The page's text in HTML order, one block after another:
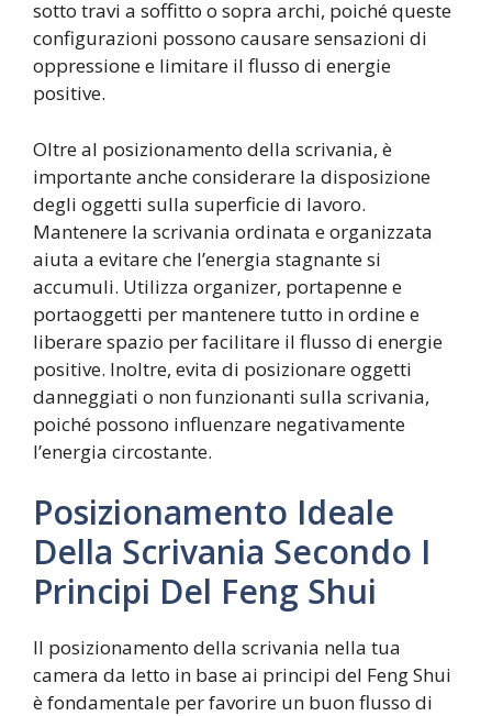
sotto travi a soffitto o sopra archi, poiché queste
configurazioni possono causare sensazioni di
oppressione e limitare il flusso di energie
positive.
Oltre al posizionamento della scrivania, è
importante anche considerare la disposizione
degli oggetti sulla superficie di lavoro.
Mantenere la scrivania ordinata e organizzata
aiuta a evitare che l’energia stagnante si
accumuli. Utilizza organizer, portapenne e
portaoggetti per mantenere tutto in ordine e
liberare spazio per facilitare il flusso di energie
positive. Inoltre, evita di posizionare oggetti
danneggiati o non funzionanti sulla scrivania,
poiché possono influenzare negativamente
l’energia circostante.
Posizionamento Ideale
Della Scrivania Secondo I
Principi Del Feng Shui
Il posizionamento della scrivania nella tua
camera da letto in base ai principi del Feng Shui
è fondamentale per favorire un buon flusso di